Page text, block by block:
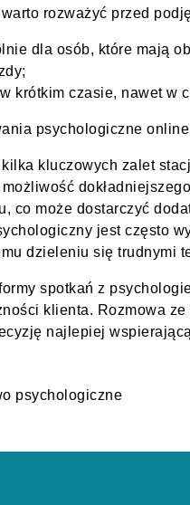
rozważyć przed
dla osób, które mają
krótkim czasie, nawet w
psychologiczne
kluczowych zalet
co może dostarczyć
jest często
dzieleniu się trudnymi
spotkań z
klienta. Rozmowa
najlepiej